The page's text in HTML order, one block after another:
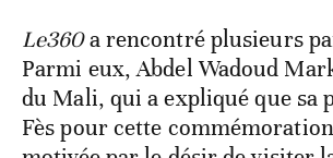
Le360a rencontré plusieurs
Parmi eux, Abdel Wadoud
du Mali, qui a expliqué que sa
Fès pour cette